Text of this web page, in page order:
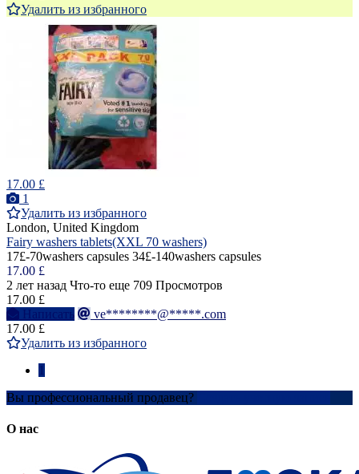
Удалить из избранного
17.00 £
1
Удалить из избранного
London, United Kingdom
Fairy washers tablets(XXL 70 washers)
17£-70washers capsules 34£-140washers capsules
17.00 £
2 лет назад Что-то еще 709 Просмотров
17.00 £
Написать
ve********@*****.com
17.00 £
Удалить из избранного
Вы профессиональный продавец?
О нас